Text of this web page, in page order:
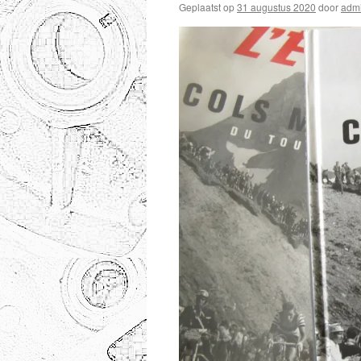
Geplaatst op31 augustus 2020 door